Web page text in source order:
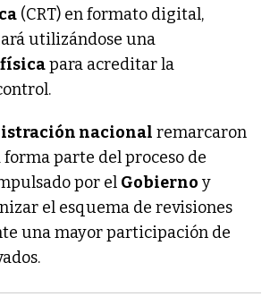
(CRT) en formato digital,
utilizándose una
para acreditar la
nacional remarcaron
parte del proceso de
por el Gobierno y
el esquema de revisiones
una mayor participación de